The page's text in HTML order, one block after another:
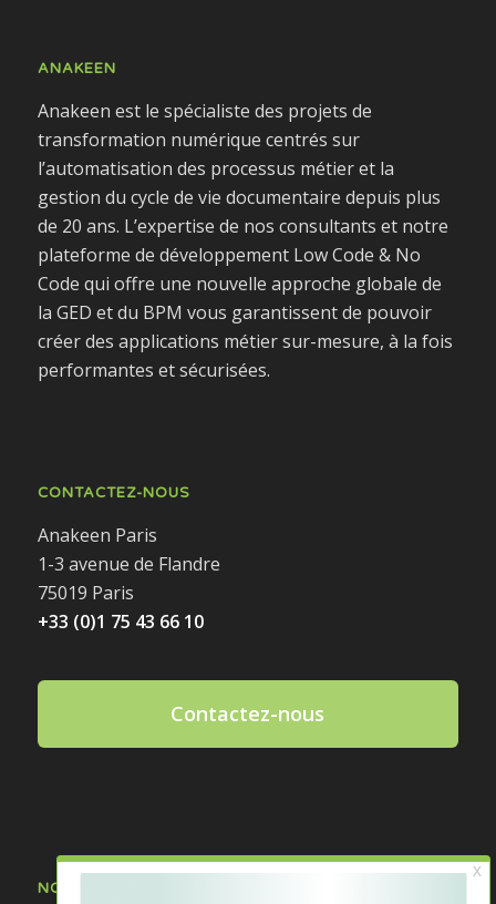
ANAKEEN
Anakeen est le spécialiste des projets de
transformation numérique centrés sur
l’automatisation des processus métier et la
gestion du cycle de vie documentaire depuis plus
de 20 ans. L’expertise de nos consultants et notre
plateforme de développement Low Code & No
Code qui offre une nouvelle approche globale de
la GED et du BPM vous garantissent de pouvoir
créer des applications métier sur-mesure, à la fois
performantes et sécurisées.
CONTACTEZ-NOUS
Anakeen Paris
1-3 avenue de Flandre
75019 Paris
+33 (0)1 75 43 66 10
Contactez-nous
NOS DERNIÈRES ACTUALITÉS